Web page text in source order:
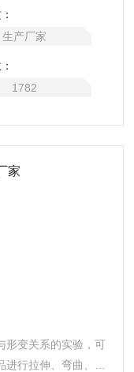
生产厂家
1782
形变关系的实验，可
行拉伸、弯曲、剥